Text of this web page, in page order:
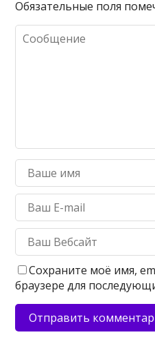
Обязательные поля
Сохраните моё имя,
браузере для